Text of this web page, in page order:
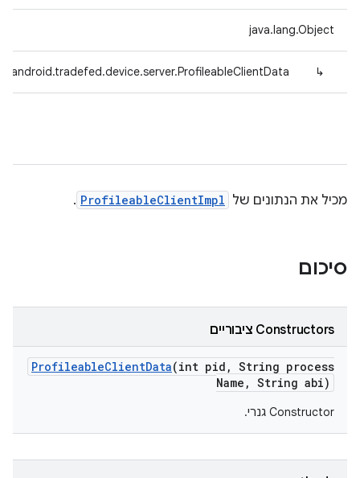
java.lang.Object
↳
מכיל את הנתונים של ProfileableClientImpl
.
סיכום
Constructors ציבוריים
ProfileableClientData(int pid , String process
Name , String abi)
‫Constructor גנרי.